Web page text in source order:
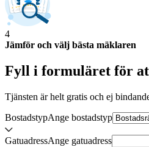
4
Jämför och välj bästa mäklaren
Fyll i formuläret för
Tjänsten är helt gratis och ej
BostadstypAnge bostadstyp
GatuadressAnge gatuadress